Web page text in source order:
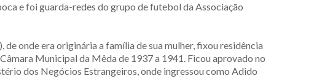
e foi guarda-redes do grupo de futebol da Associação
onde era originária a família de sua mulher, fixou residência
Municipal da Mêda de 1937 a 1941. Ficou aprovado no
dos Negócios Estrangeiros, onde ingressou como Adido